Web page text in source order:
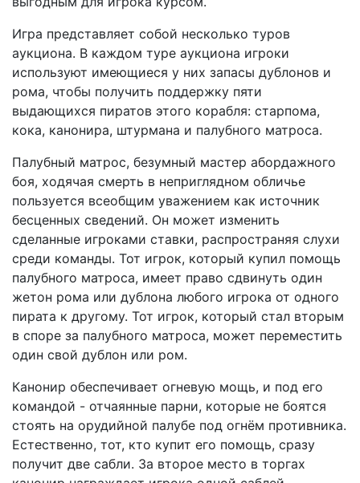
Игра представляет собой несколько туров
аукциона. В каждом туре аукциона игроки
используют имеющиеся у них запасы дублонов и
рома, чтобы получить поддержку пяти
выдающихся пиратов этого корабля: старпома,
кока, канонира, штурмана и палубного матроса.
Палубный матрос, безумный мастер абордажного
боя, ходячая смерть в неприглядном обличье
пользуется всеобщим уважением как источник
бесценных сведений. Он может изменить
сделанные игроками ставки, распространяя слухи
среди команды. Тот игрок, который купил помощь
палубного матроса, имеет право сдвинуть один
жетон рома или дублона любого игрока от одного
пирата к другому. Тот игрок, который стал вторым
в споре за палубного матроса, может переместить
один свой дублон или ром.
Канонир обеспечивает огневую мощь, и под его
командой - отчаянные парни, которые не боятся
стоять на орудийной палубе под огнём противника.
Естественно, тот, кто купит его помощь, сразу
получит две сабли. За второе место в торгах